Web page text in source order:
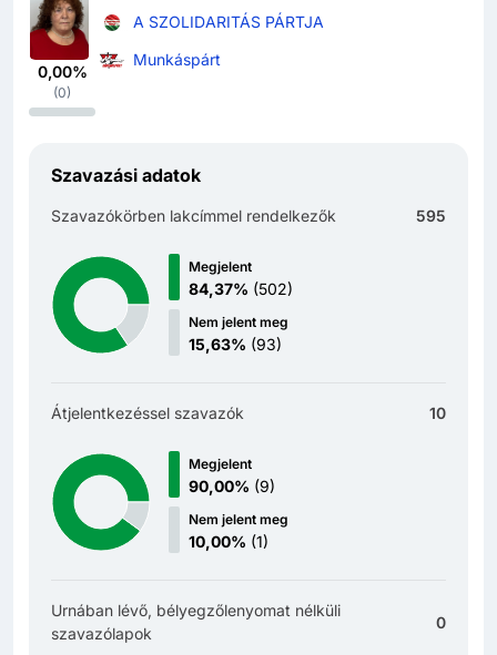
0,00%
(0)
A SZOLIDARITÁS PÁRTJA
Munkáspárt
Szavazási adatok
Szavazókörben lakcímmel rendelkezők 595
Megjelent
84,37% (502)
Nem jelent meg
15,63% (93)
Átjelentkezéssel szavazók 10
Megjelent
90,00% (9)
Nem jelent meg
10,00% (1)
Urnában lévő, bélyegzőlenyomat nélküli
szavazólapok
0